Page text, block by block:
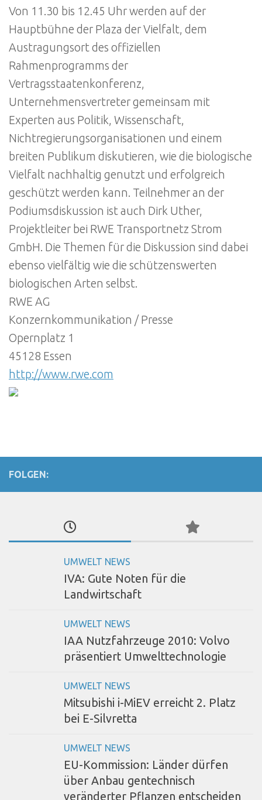
Von 11.30 bis 12.45 Uhr werden auf der
Hauptbühne der Plaza der Vielfalt, dem
Austragungsort des offiziellen
Rahmenprogramms der
Vertragsstaatenkonferenz,
Unternehmensvertreter gemeinsam mit
Experten aus Politik, Wissenschaft,
Nichtregierungsorganisationen und einem
breiten Publikum diskutieren, wie die biologische
Vielfalt nachhaltig genutzt und erfolgreich
geschützt werden kann. Teilnehmer an der
Podiumsdiskussion ist auch Dirk Uther,
Projektleiter bei RWE Transportnetz Strom
GmbH. Die Themen für die Diskussion sind dabei
ebenso vielfältig wie die schützenswerten
biologischen Arten selbst.
RWE AG
Konzernkommunikation / Presse
Opernplatz 1
45128 Essen
http://www.rwe.com
FOLGEN:
UMWELT NEWS
IVA: Gute Noten für die
Landwirtschaft
UMWELT NEWS
IAA Nutzfahrzeuge 2010: Volvo
präsentiert Umwelttechnologie
UMWELT NEWS
Mitsubishi i-MiEV erreicht 2. Platz
bei E-Silvretta
UMWELT NEWS
EU-Kommission: Länder dürfen
über Anbau gentechnisch
veränderter Pflanzen entscheiden